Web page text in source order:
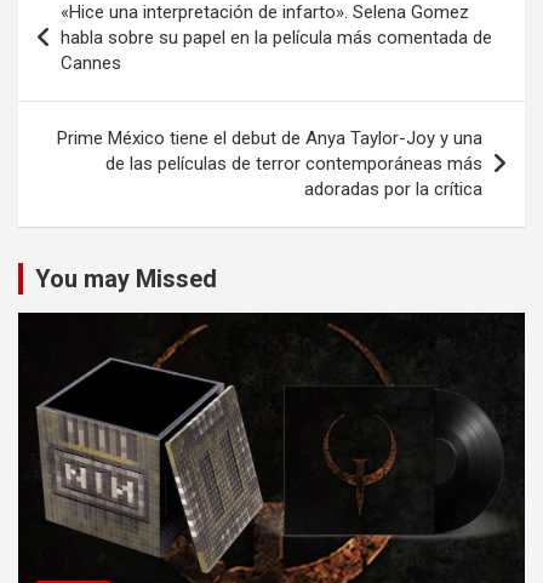
de
entradas
«Hice una interpretación de infarto». Selena Gomez
habla sobre su papel en la película más comentada de
Cannes
Prime México tiene el debut de Anya Taylor-Joy y una
de las películas de terror contemporáneas más
adoradas por la crítica
You may Missed